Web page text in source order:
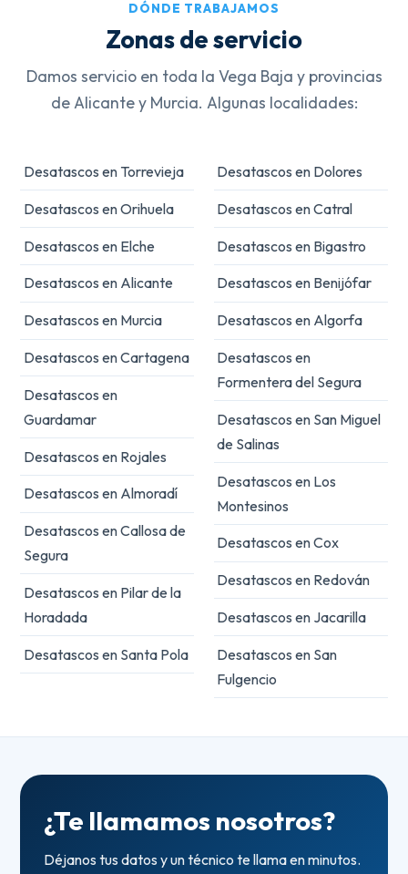
DÓNDE TRABAJAMOS
Zonas de servicio
Damos servicio en toda la Vega Baja y provincias
de Alicante y Murcia. Algunas localidades:
Desatascos en Torrevieja
Desatascos en Orihuela
Desatascos en Elche
Desatascos en Alicante
Desatascos en Murcia
Desatascos en Cartagena
Desatascos en
Guardamar
Desatascos en Rojales
Desatascos en Almoradí
Desatascos en Callosa de
Segura
Desatascos en Pilar de la
Horadada
Desatascos en Santa Pola
Desatascos en Dolores
Desatascos en Catral
Desatascos en Bigastro
Desatascos en Benijófar
Desatascos en Algorfa
Desatascos en
Formentera del Segura
Desatascos en San Miguel
de Salinas
Desatascos en Los
Montesinos
Desatascos en Cox
Desatascos en Redován
Desatascos en Jacarilla
Desatascos en San
Fulgencio
¿Te llamamos nosotros?
Déjanos tus datos y un técnico te llama en minutos.